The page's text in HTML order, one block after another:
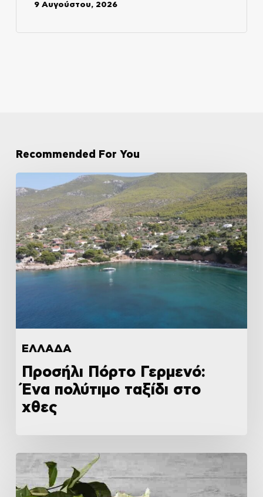
9 Αυγούστου, 2026
Recommended For You
ΕΛΛΑΔΑ
Προσήλι Πόρτο Γερμενό:
Ένα πολύτιμο ταξίδι στο
χθες